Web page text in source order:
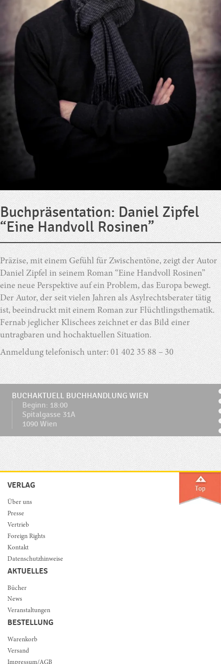
Buchpräsentation: Daniel Zipfel
“Eine Handvoll Rosinen”
Präzise, mit einem Gefühl für Zwischentöne, zeigt der Autor
Daniel Zipfel in seinem Roman “Eine Handvoll Rosinen”
eine neue Perspektive auf ein Problem, das Europa bewegt.
Der Autor, der seit vielen Jahren als Asylrechtsberater tätig
ist, beeindruckt mit einem Roman zur Flüchtlingsthematik.
Fernab jeglicher Klischees zeichnet er das Bild einer
untragbaren und hochaktuellen Situation.
Anmeldung telefonisch unter:01 402 35 88 – 30
BUCHAKTUELL BUCHHANDLUNG WIEN
Beginn: 18:00
Spitalgasse 31A
1090 Wien
VERLAG
Über uns
Presse
Vertrieb
Foreign Rights
Kontakt
Datenschutzhinweise
AKTUELLES
Bücher
News
Veranstaltungen
BESTELLUNG
Warenkorb
Versand